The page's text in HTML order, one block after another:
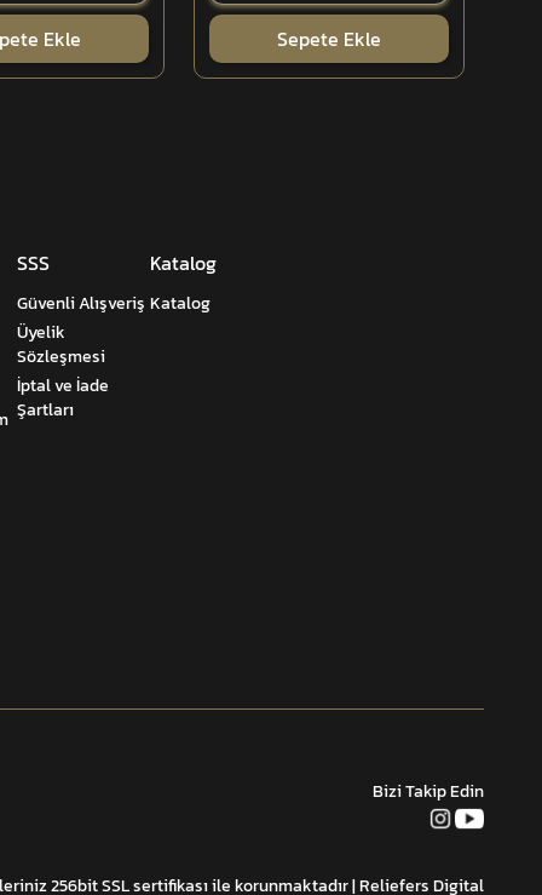
Ekle
Sepete Ekle
SSS
Güvenli Alışveriş
Üyelik
Sözleşmesi
İptal ve İade
Şartları
Katalog
Katalog
Bizi Takip Edin
256bit SSL sertifikası ile korunmaktadır| Reliefers Digital